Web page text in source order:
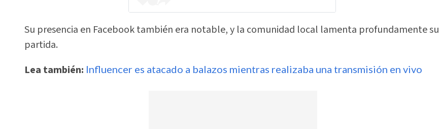
Su presencia en Facebook también era notable, y la comunidad local lamenta profundamente su
partida.
Lea también: Influencer es atacado a balazos mientras realizaba una transmisión en vivo